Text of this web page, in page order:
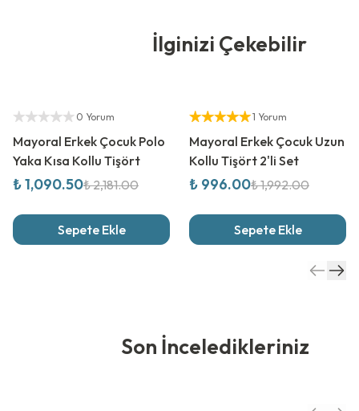
İlginizi Çekebilir
Yetkili Satıcı
0 Yorum
Mayoral Erkek Çocuk Polo
Yaka Kısa Kollu Tişört
₺ 1,090.50₺ 2,181.00
Sepete Ekle
Yetkili Satıcı
1 Yorum
Mayoral Erkek Çocuk Uzun
Kollu Tişört 2'li Set
₺ 996.00₺ 1,992.00
Sepete Ekle
Son İnceledikleriniz